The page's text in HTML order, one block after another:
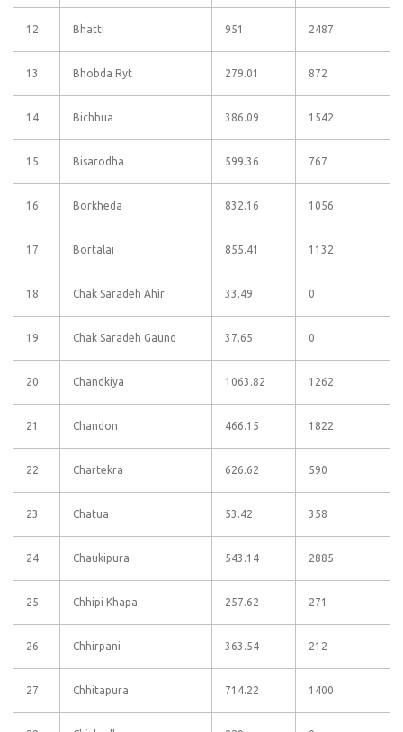
12 Bhatti 951 2487
13 Bhobda Ryt 279.01 872
14 Bichhua 386.09 1542
15 Bisarodha 599.36 767
16 Borkheda 832.16 1056
17 Bortalai 855.41 1132
18 Chak Saradeh Ahir 33.49 0
19 Chak Saradeh Gaund 37.65 0
20 Chandkiya 1063.82 1262
21 Chandon 466.15 1822
22 Chartekra 626.62 590
23 Chatua 53.42 358
24 Chaukipura 543.14 2885
25 Chhipi Khapa 257.62 271
26 Chhirpani 363.54 212
27 Chhitapura 714.22 1400